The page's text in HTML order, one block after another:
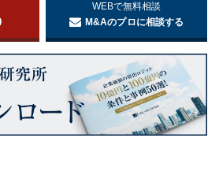
WEBで無料相談
M&Aのプロに相談する